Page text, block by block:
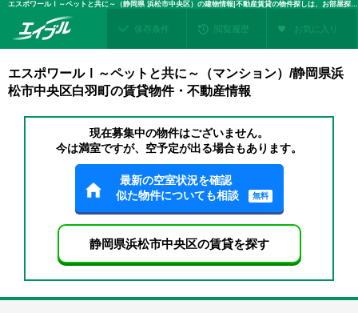
エスポワールⅠ～ペットと共に～（静岡県 浜松市中央区）の建物情報|不動産賃貸の物件探しは、お部屋探しのエイブル
保存条件 閲覧履歴 お気に入り
エスポワールⅠ～ペットと共に～（マンション）/静岡県浜
松市中央区白羽町の賃貸物件・不動産情報
現在募集中の物件はございません。
今は満室ですが、空予定が出る場合もあります。
最新の空室状況を確認
似た物件についても相談
無料
静岡県浜松市中央区の賃貸を探す